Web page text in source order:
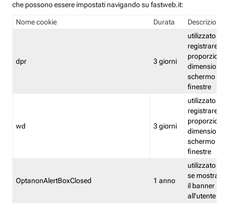
che possono essere impostati navigando su fastweb.it:
Nome cookie Durata Descrizione
dpr 3 giorni
utilizzato per
registrare le
proporzioni
dimensioni
schermo e
finestre
wd 3 giorni
utilizzato per
registrare le
proporzioni
dimensioni
schermo e
finestre
OptanonAlertBoxClosed 1 anno
utilizzato per
se mostrare
il banner
all'utente